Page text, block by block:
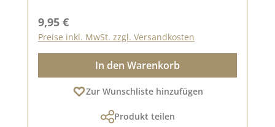
Regulärer Preis:
9,95 €
Preise inkl. MwSt. zzgl. Versandkosten
In den Warenkorb
Zur Wunschliste hinzufügen
Produkt teilen